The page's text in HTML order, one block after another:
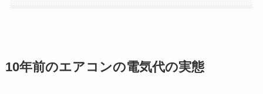
10年前のエアコンの電気代の実態